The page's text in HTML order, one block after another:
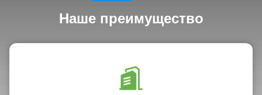
Наше преимущество